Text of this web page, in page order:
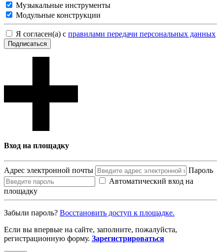
Музыкальные инструменты
Модульные конструкции
Я согласен(а) с правилами передачи персональных данных
Подписаться
Вход на площадку
Адрес электронной почты
Пароль
Автоматический вход на
площадку
Забыли пароль? Восcтановить доступ к площадке.
Если вы впервые на сайте, заполните, пожалуйста,
регистрационную форму. Зарегистрироваться